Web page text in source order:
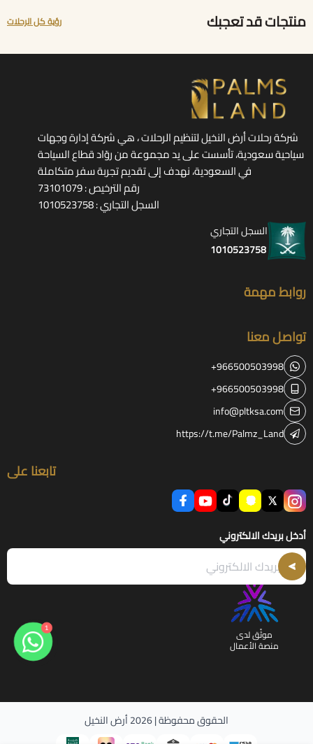
منتجات قد تعجبك رؤية كل الرحلات
شركة رحلات أرض النخيل لتنظيم الرحلات ، هي شركة إدارة وجهات
سياحية سعودية، تأسست على يد مجموعة من روّاد قطاع السياحة
في السعودية، نهدف إلى تقديم تجربة سفر متكاملة
رقم الترخيص : 73101079
السجل التجاري : 1010523758
السجل التجاري
1010523758
روابط مهمة
تواصل معنا
+966500503998
+966500503998
info@pltksa.com
https://t.me/Palmz_Land
تابعنا على
أدخل بريدك الالكتروني
موثّق لدى
منصة الأعمال
الحقوق محفوظة | 2026 أرض النخيل
1